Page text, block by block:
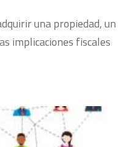
una propiedad, un
implicaciones fiscales